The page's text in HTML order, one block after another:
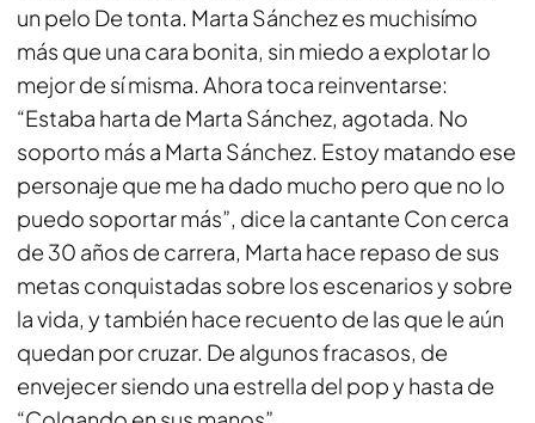
un pelo De tonta. Marta Sánchez es muchisímo
más que una cara bonita, sin miedo a explotar lo
mejor de sí misma. Ahora toca reinventarse:
“Estaba harta de Marta Sánchez, agotada. No
soporto más a Marta Sánchez. Estoy matando ese
personaje que me ha dado mucho pero que no lo
puedo soportar más”, dice la cantante Con cerca
de 30 años de carrera, Marta hace repaso de sus
metas conquistadas sobre los escenarios y sobre
la vida, y también hace recuento de las que le aún
quedan por cruzar. De algunos fracasos, de
envejecer siendo una estrella del pop y hasta de